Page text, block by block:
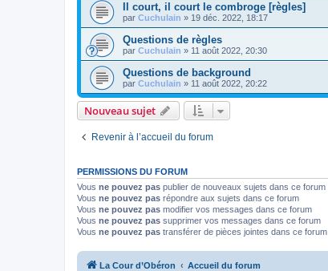
Il court, il court le combroge [règles]
par Cuchulain » 19 déc. 2022, 18:17
Questions de règles
par Cuchulain » 11 août 2022, 20:30
Questions de background
par Cuchulain » 11 août 2022, 20:22
Nouveau sujet
Revenir à l’accueil du forum
PERMISSIONS DU FORUM
Vous ne pouvez pas publier de nouveaux sujets dans ce forum
Vous ne pouvez pas répondre aux sujets dans ce forum
Vous ne pouvez pas modifier vos messages dans ce forum
Vous ne pouvez pas supprimer vos messages dans ce forum
Vous ne pouvez pas transférer de pièces jointes dans ce forum
La Cour d’Obéron Accueil du forum